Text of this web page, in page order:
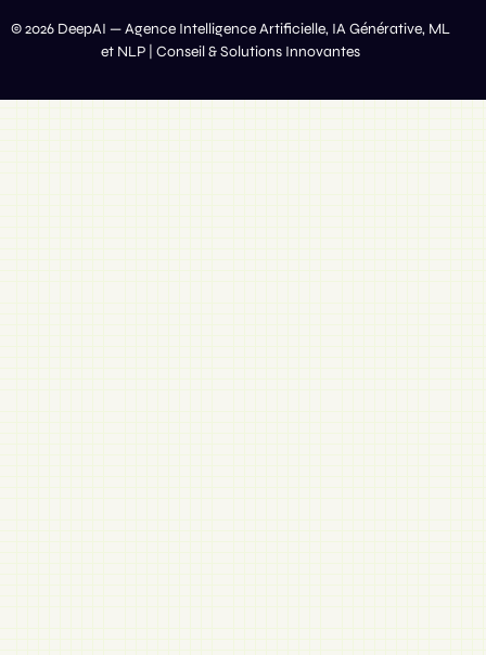
© 2026 DeepAI — Agence Intelligence Artificielle, IA Générative, ML
et NLP | Conseil & Solutions Innovantes